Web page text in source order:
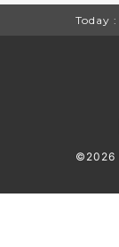
Today :
©2026